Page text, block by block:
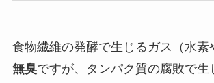
食物繊維の発酵で生じるガス（水素
無臭ですが、タンパク質の腐敗で生